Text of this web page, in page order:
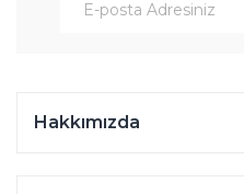
Hakkımızda